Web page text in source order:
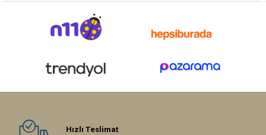
Hızlı Teslimat